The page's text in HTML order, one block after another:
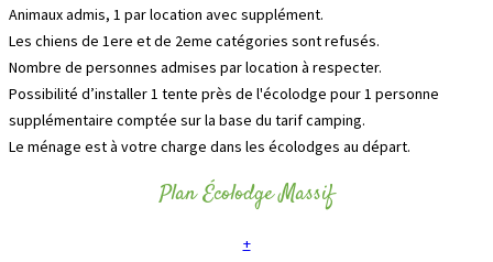
Animaux admis, 1 par location avec supplément.
Les chiens de 1ere et de 2eme catégories sont refusés.
Nombre de personnes admises par location à respecter.
Possibilité d’installer 1 tente près de l'écolodge pour 1 personne
supplémentaire comptée sur la base du tarif camping.
Le ménage est à votre charge dans les écolodges au départ.
Plan Écolodge Massif
+